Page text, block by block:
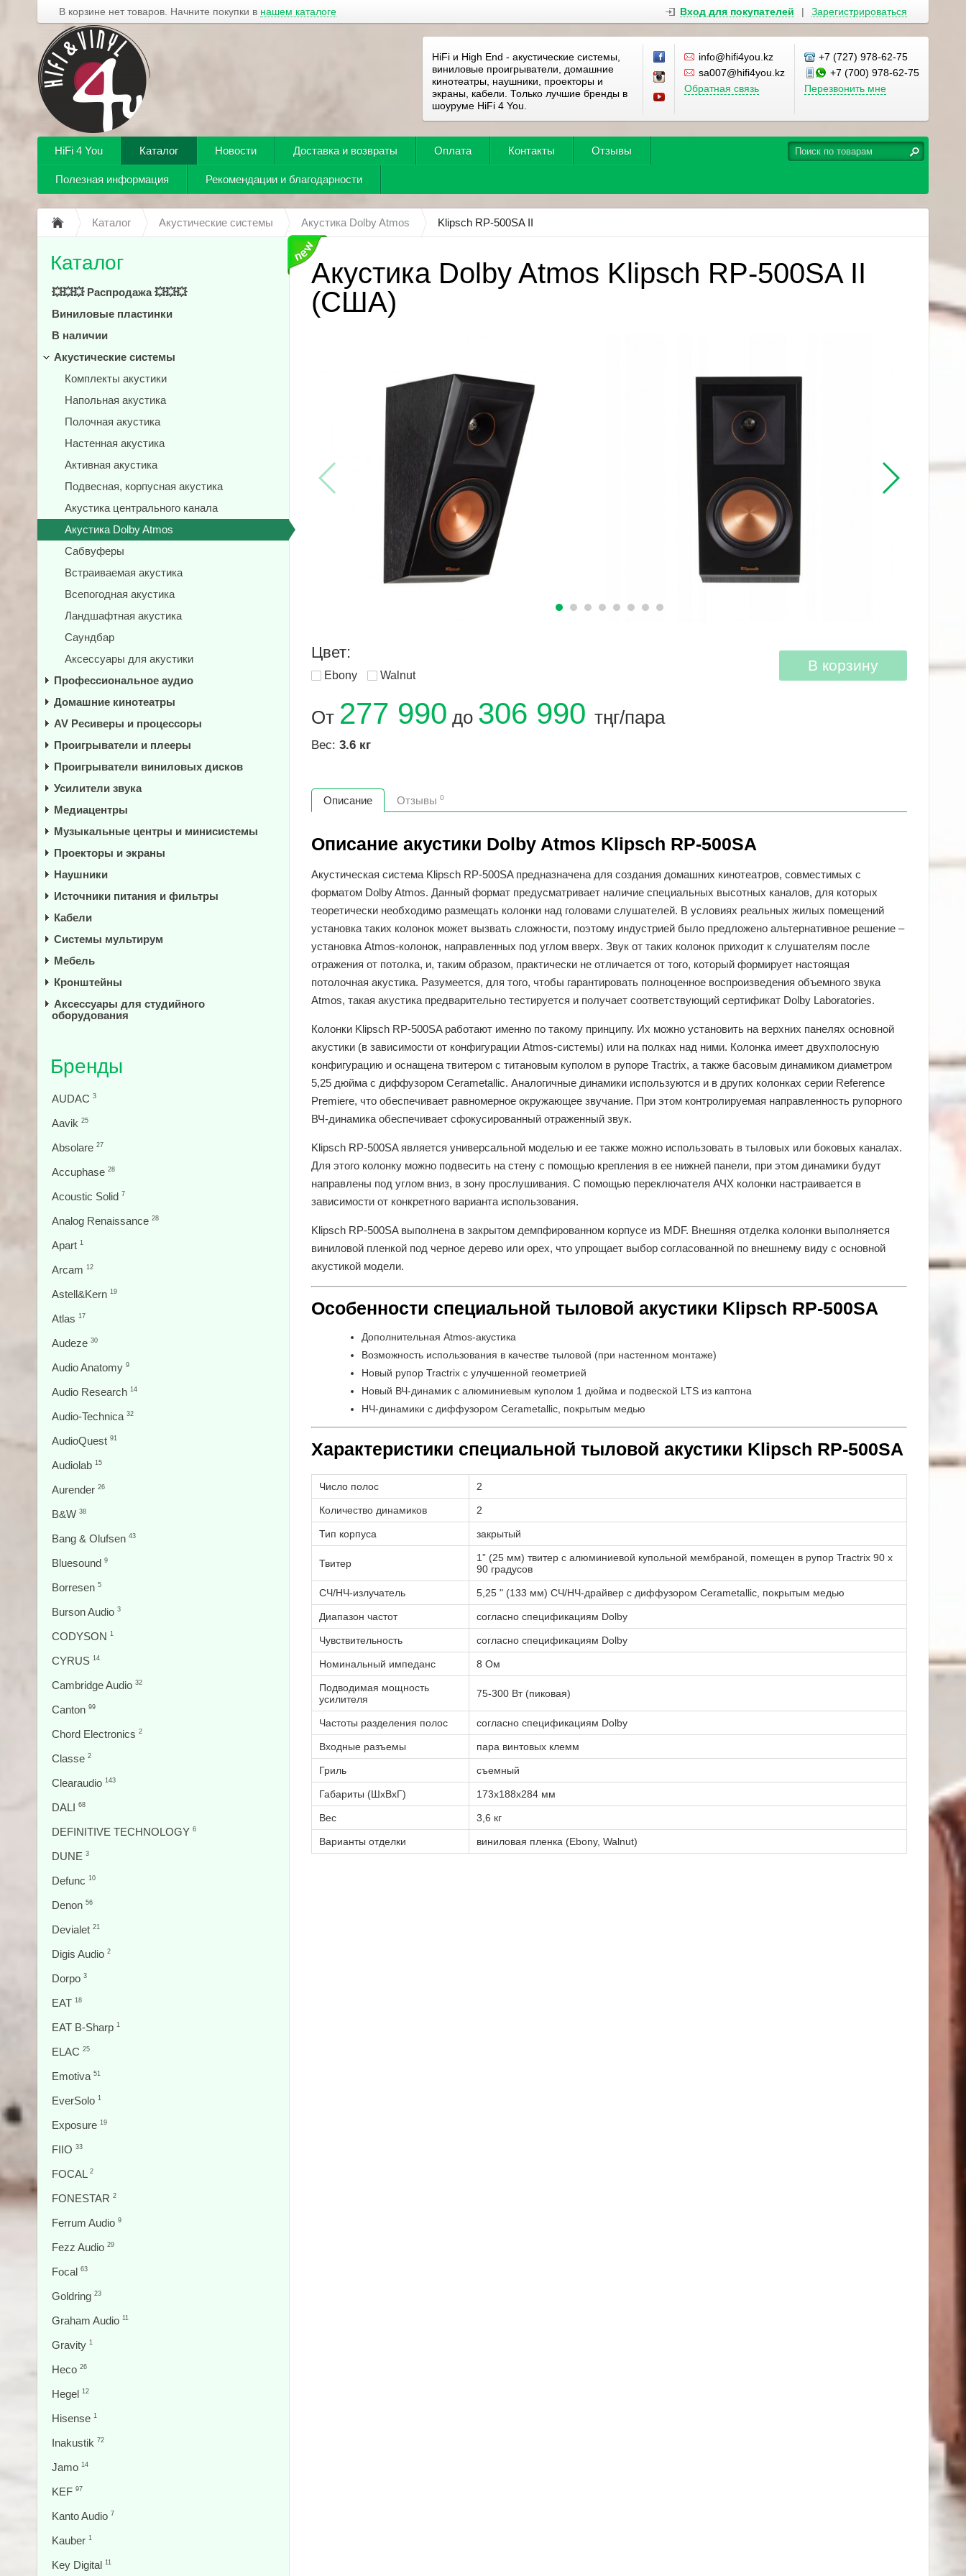
В корзине нет товаров. Начните покупки в нашем каталоге Вход для покупателей | Зарегистрироваться
HiFi и High End - акустические системы,
виниловые проигрыватели, домашние
кинотеатры, наушники, проекторы и
экраны, кабели. Только лучшие бренды в
шоуруме HiFi 4 You.
info@hifi4you.kz
sa007@hifi4you.kz
Обратная связь
+7 (727) 978-62-75
+7 (700) 978-62-75
Перезвонить мне
HiFi 4 You Каталог Новости Доставка и возвраты Оплата Контакты Отзывы
Полезная информация Рекомендации и благодарности
Каталог Акустические системы Акустика Dolby Atmos Klipsch RP-500SA II
Акустика Dolby Atmos Klipsch RP-500SA II
(США)
Цвет:
Ebony Walnut
От 277 990 до 306 990 тңг/пара
Вес: 3.6 кг
В корзину
Описание Отзывы 0
Описание акустики Dolby Atmos Klipsch RP-500SA
Акустическая система Klipsch RP-500SA предназначена для создания домашних кинотеатров, совместимых с
форматом Dolby Atmos. Данный формат предусматривает наличие специальных высотных каналов, для которых
теоретически необходимо размещать колонки над головами слушателей. В условиях реальных жилых помещений
установка таких колонок может вызвать сложности, поэтому индустрией было предложено альтернативное решение –
установка Atmos-колонок, направленных под углом вверх. Звук от таких колонок приходит к слушателям после
отражения от потолка, и, таким образом, практически не отличается от того, который формирует настоящая
потолочная акустика. Разумеется, для того, чтобы гарантировать полноценное воспроизведения объемного звука
Atmos, такая акустика предварительно тестируется и получает соответствующий сертификат Dolby Laboratories.
Колонки Klipsch RP-500SA работают именно по такому принципу. Их можно установить на верхних панелях основной
акустики (в зависимости от конфигурации Atmos-системы) или на полках над ними. Колонка имеет двухполосную
конфигурацию и оснащена твитером с титановым куполом в рупоре Tractrix, а также басовым динамиком диаметром
5,25 дюйма с диффузором Cerametallic. Аналогичные динамики используются и в других колонках серии Reference
Premiere, что обеспечивает равномерное окружающее звучание. При этом контролируемая направленность рупорного
ВЧ-динамика обеспечивает сфокусированный отраженный звук.
Klipsch RP-500SA является универсальной моделью и ее также можно использовать в тыловых или боковых каналах.
Для этого колонку можно подвесить на стену с помощью крепления в ее нижней панели, при этом динамики будут
направлены под углом вниз, в зону прослушивания. С помощью переключателя АЧХ колонки настраивается в
зависимости от конкретного варианта использования.
Klipsch RP-500SA выполнена в закрытом демпфированном корпусе из MDF. Внешняя отделка колонки выполняется
виниловой пленкой под черное дерево или орех, что упрощает выбор согласованной по внешнему виду с основной
акустикой модели.
Особенности специальной тыловой акустики Klipsch RP-500SA
Дополнительная Atmos-акустика
Возможность использования в качестве тыловой (при настенном монтаже)
Новый рупор Tractrix с улучшенной геометрией
Новый ВЧ-динамик с алюминиевым куполом 1 дюйма и подвеской LTS из каптона
НЧ-динамики с диффузором Cerametallic, покрытым медью
Характеристики специальной тыловой акустики Klipsch RP-500SA
Число полос 2
Количество динамиков 2
Тип корпуса закрытый
Твитер
1” (25 мм) твитер с алюминиевой купольной мембраной, помещен в рупор Tractrix 90 х
90 градусов
СЧ/НЧ-излучатель 5,25 " (133 мм) СЧ/НЧ-драйвер с диффузором Cerametallic, покрытым медью
Диапазон частот согласно спецификациям Dolby
Чувствительность согласно спецификациям Dolby
Номинальный импеданс 8 Ом
Подводимая мощность
усилителя
75-300 Вт (пиковая)
Частоты разделения полос согласно спецификациям Dolby
Входные разъемы пара винтовых клемм
Гриль съемный
Габариты (ШхВхГ) 173x188x284 мм
Вес 3,6 кг
Варианты отделки виниловая пленка (Ebony, Walnut)
Каталог
💥💥💥 Распродажа 💥💥💥
Виниловые пластинки
В наличии
Акустические системы
Комплекты акустики
Напольная акустика
Полочная акустика
Настенная акустика
Активная акустика
Подвесная, корпусная акустика
Акустика центрального канала
Акустика Dolby Atmos
Сабвуферы
Встраиваемая акустика
Всепогодная акустика
Ландшафтная акустика
Саундбар
Аксессуары для акустики
Профессиональное аудио
Домашние кинотеатры
AV Ресиверы и процессоры
Проигрыватели и плееры
Проигрыватели виниловых дисков
Усилители звука
Медиацентры
Музыкальные центры и минисистемы
Проекторы и экраны
Наушники
Источники питания и фильтры
Кабели
Системы мультирум
Мебель
Кронштейны
Аксессуары для студийного
оборудования
Бренды
AUDAC 3
Aavik 25
Absolare 27
Accuphase 28
Acoustic Solid 7
Analog Renaissance 28
Apart 1
Arcam 12
Astell&Kern 19
Atlas 17
Audeze 30
Audio Anatomy 9
Audio Research 14
Audio-Technica 32
AudioQuest 91
Audiolab 15
Aurender 26
B&W 38
Bang & Olufsen 43
Bluesound 9
Borresen 5
Burson Audio 3
CODYSON 1
CYRUS 14
Cambridge Audio 32
Canton 99
Chord Electronics 2
Classe 2
Clearaudio 143
DALI 68
DEFINITIVE TECHNOLOGY 6
DUNE 3
Defunc 10
Denon 56
Devialet 21
Digis Audio 2
Dorpo 3
EAT 18
EAT B-Sharp 1
ELAC 25
Emotiva 51
EverSolo 1
Exposure 19
FIIO 33
FOCAL 2
FONESTAR 2
Ferrum Audio 9
Fezz Audio 29
Focal 63
Goldring 23
Graham Audio 11
Gravity 1
Heco 26
Hegel 12
Hisense 1
Inakustik 72
Jamo 14
KEF 97
Kanto Audio 7
Kauber 1
Key Digital 11